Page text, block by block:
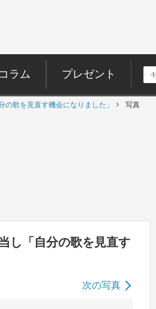
コラム プレゼント
歌を見直す機会になりました」 写真
し「自分の歌を見直す
次の写真